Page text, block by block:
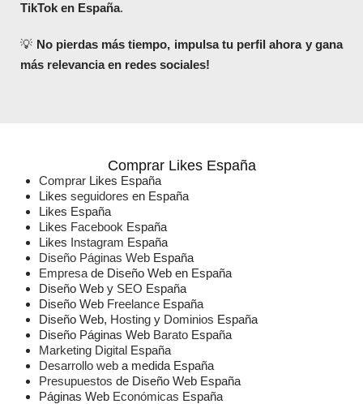
TikTok en España.
💡 No pierdas más tiempo, impulsa tu perfil ahora y gana
más relevancia en redes sociales!
Comprar Likes España
Comprar Likes España
Likes seguidores en España
Likes España
Likes Facebook España
Likes Instagram España
Diseño Páginas Web España
Empresa de Diseño Web en España
Diseño Web y SEO España
Diseño Web Freelance España
Diseño Web, Hosting y Dominios España
Diseño Páginas Web Barato España
Marketing Digital España
Desarrollo web a medida España
Presupuestos de Diseño Web España
Páginas Web Económicas España